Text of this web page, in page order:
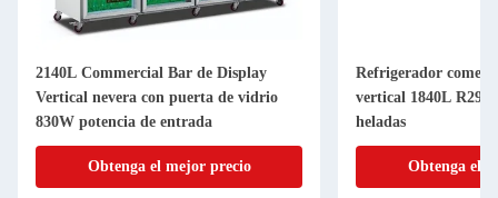
2140L Commercial Bar de Display
Vertical nevera con puerta de vidrio
830W potencia de entrada
Obtenga el mejor precio
Refrigerador
vertical 1840L
heladas
Obtenga el